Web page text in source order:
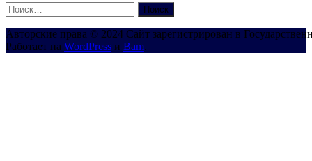
Найти:
Авторские права © 2024 Сайт зарегистрирован в
Работает на WordPress и Bam.